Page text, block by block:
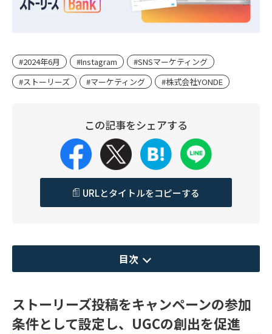
#2024年6月 #Instagram
#SNSマーケティング
#ストーリーズ
#マーケティング #株式会社YONDE
この記事をシェアする
URLとタイトルをコピーする
目次
ストーリーズ投稿をキャンペーンの参加
条件として設定し、UGCの創出を促進